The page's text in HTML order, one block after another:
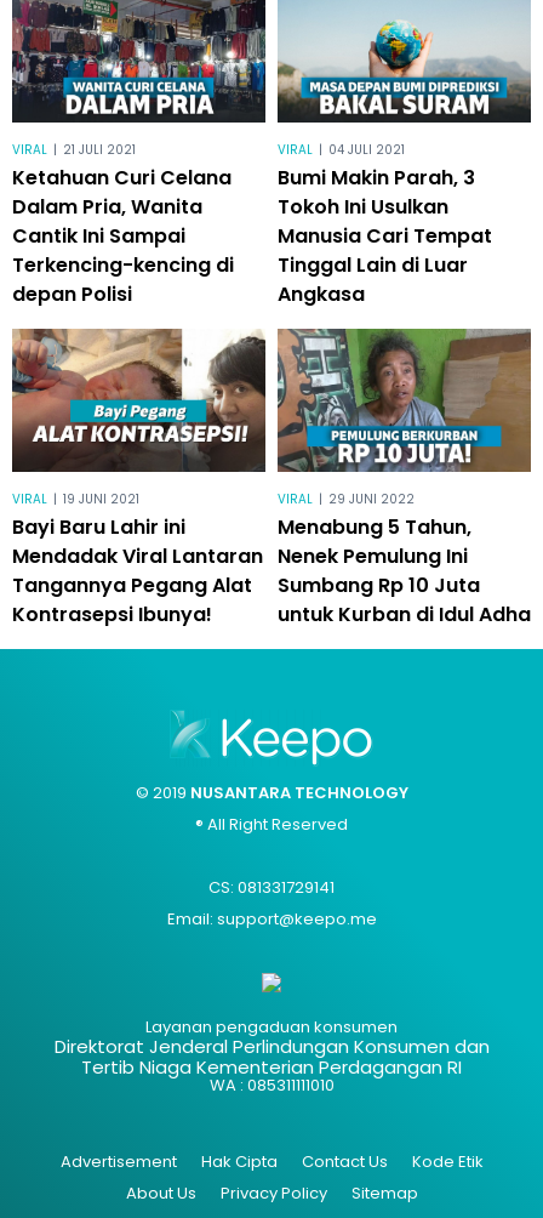
VIRAL | 21 JULI 2021
Ketahuan Curi Celana
Dalam Pria, Wanita
Cantik Ini Sampai
Terkencing-kencing di
depan Polisi
VIRAL | 04 JULI 2021
Bumi Makin Parah, 3
Tokoh Ini Usulkan
Manusia Cari Tempat
Tinggal Lain di Luar
Angkasa
VIRAL | 19 JUNI 2021
Bayi Baru Lahir ini
Mendadak Viral Lantaran
Tangannya Pegang Alat
Kontrasepsi Ibunya!
VIRAL | 29 JUNI 2022
Menabung 5 Tahun,
Nenek Pemulung Ini
Sumbang Rp 10 Juta
untuk Kurban di Idul Adha
© 2019 NUSANTARA TECHNOLOGY
® All Right Reserved
CS: 081331729141
Email: support@keepo.me
Layanan pengaduan konsumen
Direktorat Jenderal Perlindungan Konsumen dan
Tertib Niaga Kementerian Perdagangan RI
WA : 085311111010
Advertisement Hak Cipta Contact Us
Kode Etik
About Us
Privacy Policy Sitemap